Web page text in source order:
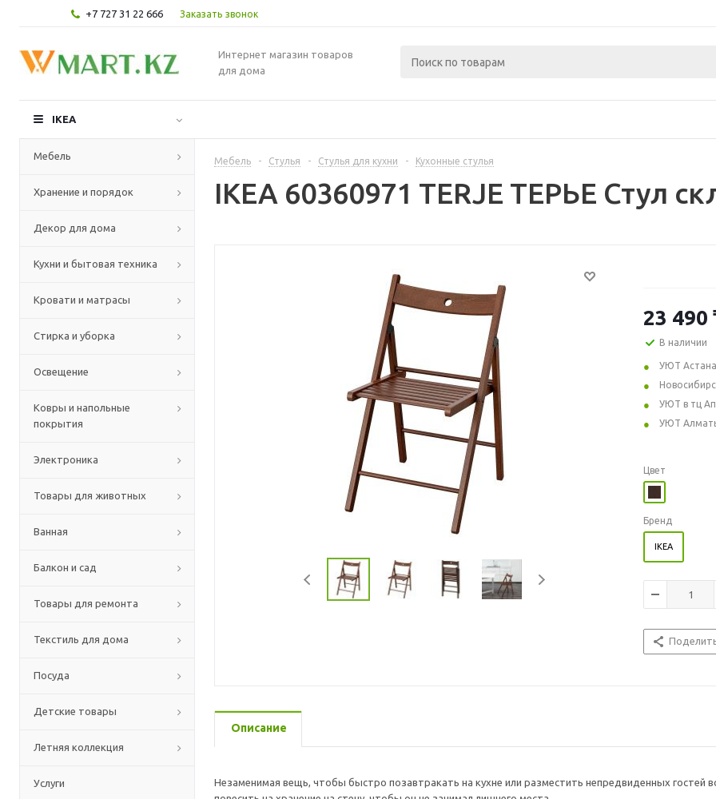
+7 727 31 22 666 Заказать звонок
Интернет магазин товаров
для дома
IKEA
Мебель
Хранение и порядок
Декор для дома
Кухни и бытовая техника
Кровати и матрасы
Стирка и уборка
Освещение
Ковры и напольные
покрытия
Электроника
Товары для животных
Ванная
Балкон и сад
Товары для ремонта
Текстиль для дома
Посуда
Детские товары
Летняя коллекция
Услуги
Мебель - Стулья - Стулья для кухни - Кухонные стулья
IKEA 60360971 TERJE ТЕРЬЕ Стул
23 490
В наличии
УЮТ Астана
УЮТ в тц
УЮТ
Цвет
Бренд
IKEA
Описание
Незаменимая вещь, чтобы быстро позавтракать на кухне или разместить непредвиденных гостей